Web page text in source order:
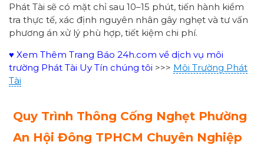
Phát Tài sẽ có mặt chỉ sau 10–15 phút, tiến hành kiểm
tra thực tế, xác định nguyên nhân gây nghẹt và tư vấn
phương án xử lý phù hợp, tiết kiệm chi phí.
♥ Xem Thêm Trang Báo 24h.com về dịch vụ môi
trường Phát Tài Uy Tín chúng tôi >>> Môi Trường Phát
Tài
Quy Trình Thông Cống Nghẹt Phường
An Hội Đông TPHCM Chuyên Nghiệp